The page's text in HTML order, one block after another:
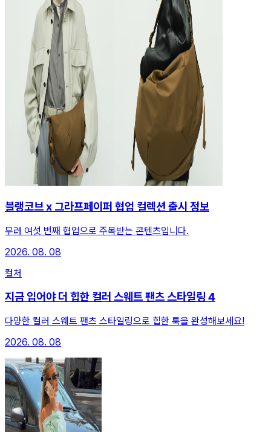
블랭코브 x 그라프페이퍼 협업 컬렉션 출시 정보
무려 여섯 번째 협업으로 주목받는 콘텐츠입니다.
2026. 08. 08
컬처
지금 입어야 더 힙한 컬러 스웨트 팬츠 스타일링 4
다양한 컬러 스웨트 팬츠 스타일링으로 힙한 룩을 완성해보세요!
2026. 08. 08